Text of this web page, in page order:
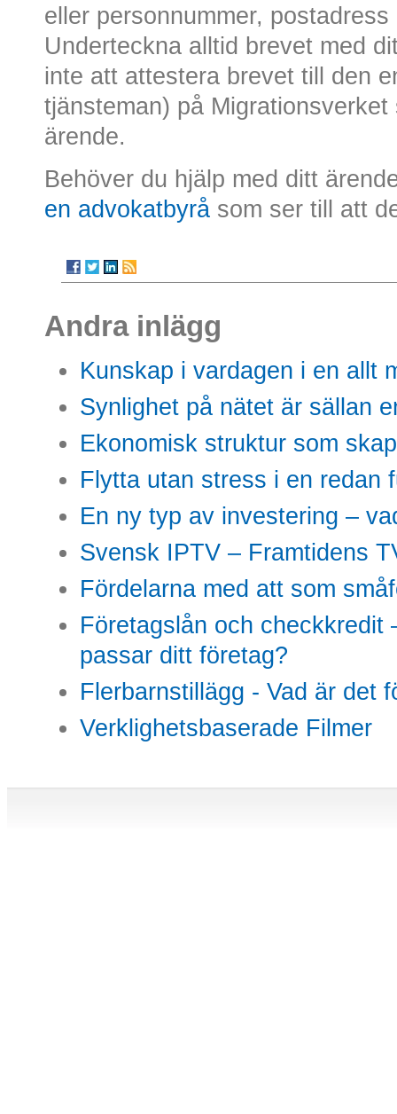
eller personnummer,
Underteckna alltid brevet med
inte att attestera brevet till den
tjänsteman) på
ärende.
Behöver du hjälp med ditt
en advokatbyrå som ser till att
Andra inlägg
Kunskap i vardagen i en allt
Synlighet på nätet är sällan
Ekonomisk struktur som
Flytta utan stress i en redan
En ny typ av investering –
Svensk IPTV – Framtidens
Fördelarna med att som
Företagslån och checkkredit
passar ditt företag?
Flerbarnstillägg - Vad är det
Verklighetsbaserade Filmer